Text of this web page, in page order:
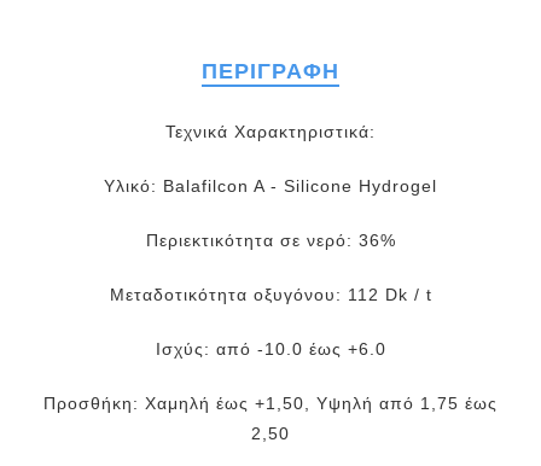
ΠΕΡΙΓΡΑΦΉ
Τεχνικά Χαρακτηριστικά:
Υλικό: Balafilcon A - Silicone Hydrogel
Περιεκτικότητα σε νερό: 36%
Μεταδοτικότητα οξυγόνου: 112 Dk / t
Ισχύς: από -10.0 έως +6.0
Προσθήκη: Χαμηλή έως +1,50, Υψηλή από 1,75 έως
2,50